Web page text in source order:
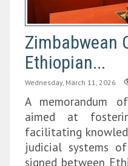
Zimbabwean
Ethiopian...
Wednesday, March 11, 2026
A memorandum
aimed at
facilitating
judicial systems
signed between